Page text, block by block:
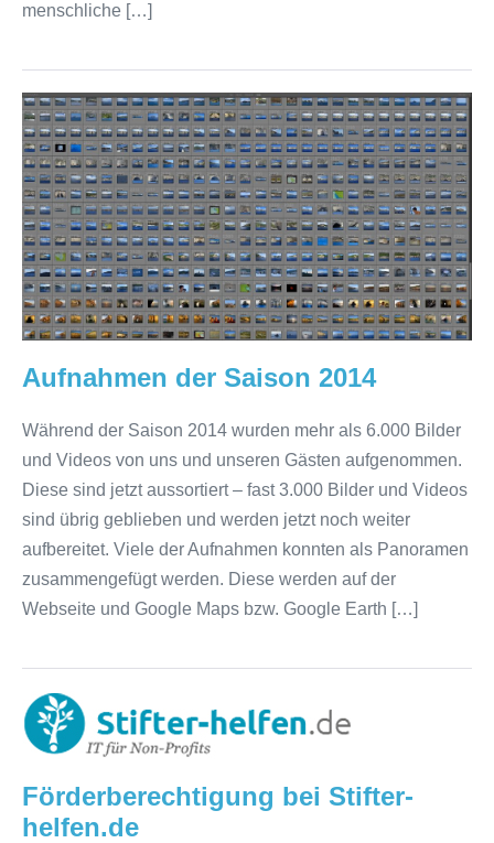
menschliche […]
Aufnahmen
der
Saison
2014
Aufnahmen der Saison 2014
Während der Saison 2014 wurden mehr als 6.000 Bilder
und Videos von uns und unseren Gästen aufgenommen.
Diese sind jetzt aussortiert – fast 3.000 Bilder und Videos
sind übrig geblieben und werden jetzt noch weiter
aufbereitet. Viele der Aufnahmen konnten als Panoramen
zusammengefügt werden. Diese werden auf der
Webseite und Google Maps bzw. Google Earth […]
Förderberechtigung
bei
helfen.de
Förderberechtigung bei Stifter-
helfen.de